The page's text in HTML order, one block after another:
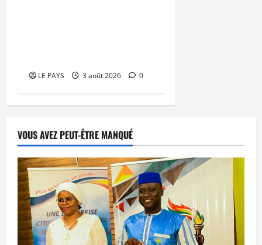
LE PAYS 3 août 2026 0
VOUS AVEZ PEUT-ÊTRE MANQUÉ